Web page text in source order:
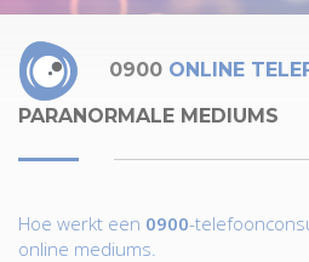
0900 ONLINE
PARANORMALE MEDIUMS
Hoe werkt een 0900-
online mediums.